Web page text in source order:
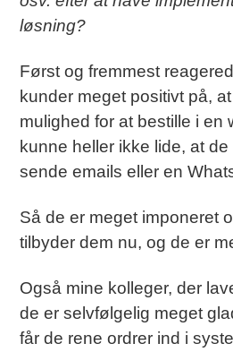
løsning?
Først og fremmest
kunder meget positivt på,
mulighed for at bestille i en
kunne heller ikke lide, at
sende emails eller en
Så de er meget imponeret
tilbyder dem nu, og de er
Også mine kolleger, der
de er selvfølgelig meget
får de rene ordrer ind i